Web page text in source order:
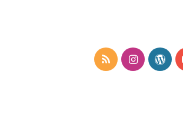
YouTube
WordPress
Instagram
RSS